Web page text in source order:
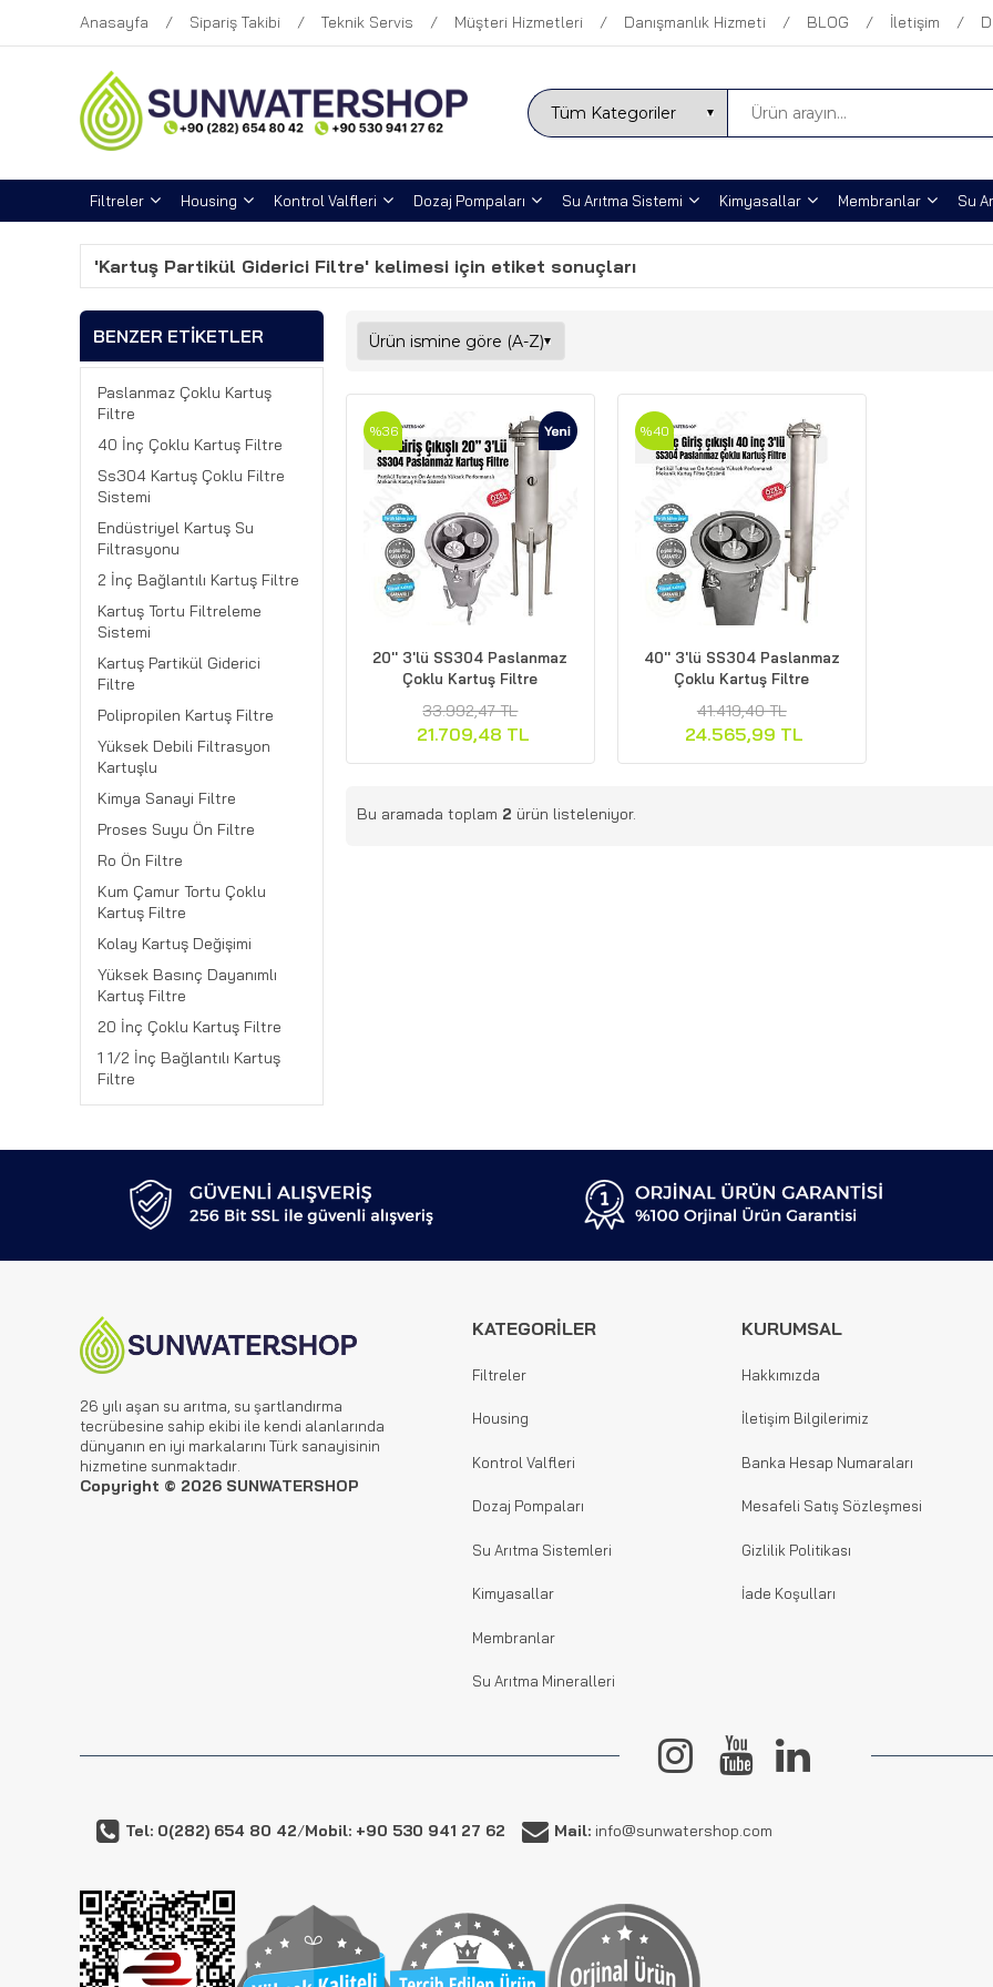
Anasayfa Sipariş Takibi Teknik Servis Müşteri Hizmetleri Danışmanlık Hizmeti BLOG İletişim
Filtreler Housing Kontrol Valfleri Dozaj Pompaları Su Arıtma Sistemi Kimyasallar Membranlar Su
'Kartuş Partikül Giderici Filtre' kelimesi için etiket sonuçları
BENZER ETIKETLER
Paslanmaz Çoklu Kartuş
Filtre
40 İnç Çoklu Kartuş Filtre
Ss304 Kartuş Çoklu Filtre
Sistemi
Endüstriyel Kartuş Su
Filtrasyonu
2 İnç Bağlantılı Kartuş Filtre
Kartuş Tortu Filtreleme
Sistemi
Kartuş Partikül Giderici
Filtre
Polipropilen Kartuş Filtre
Yüksek Debili Filtrasyon
Kartuşlu
Kimya Sanayi Filtre
Proses Suyu Ön Filtre
Ro Ön Filtre
Kum Çamur Tortu Çoklu
Kartuş Filtre
Kolay Kartuş Değişimi
Yüksek Basınç Dayanımlı
Kartuş Filtre
20 İnç Çoklu Kartuş Filtre
1 1/2 İnç Bağlantılı Kartuş
Filtre
20'' 3'lü SS304 Paslanmaz
Çoklu Kartuş Filtre
33.992,47 TL
21.709,48 TL
%36
40'' 3'lü SS304 Paslanmaz
Çoklu Kartuş Filtre
41.419,40 TL
24.565,99 TL
%40
Bu aramada toplam 2 ürün listeleniyor.
26 yılı aşan su arıtma, su şartlandırma
tecrübesine sahip ekibi ile kendi alanlarında
dünyanın en iyi markalarını Türk sanayisinin
hizmetine sunmaktadır.
Copyright © 2026 SUNWATERSHOP
KATEGORİLER
Filtreler
Housing
Kontrol Valfleri
Dozaj Pompaları
Su Arıtma Sistemleri
Kimyasallar
Membranlar
Su Arıtma Mineralleri
KURUMSAL
Hakkımızda
İletişim Bilgilerimiz
Banka Hesap Numaraları
Mesafeli Satış Sözleşmesi
Gizlilik Politikası
İade Koşulları
Tel: 0(282) 654 80 42/Mobil: +90 530 941 27 62 Mail: info@sunwatershop.com